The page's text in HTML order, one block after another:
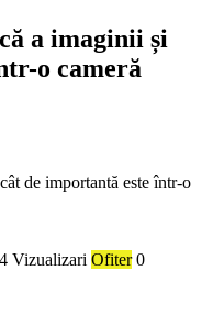
a imaginii și
o cameră
de importantă este într-o
Vizualizari Ofiter 0